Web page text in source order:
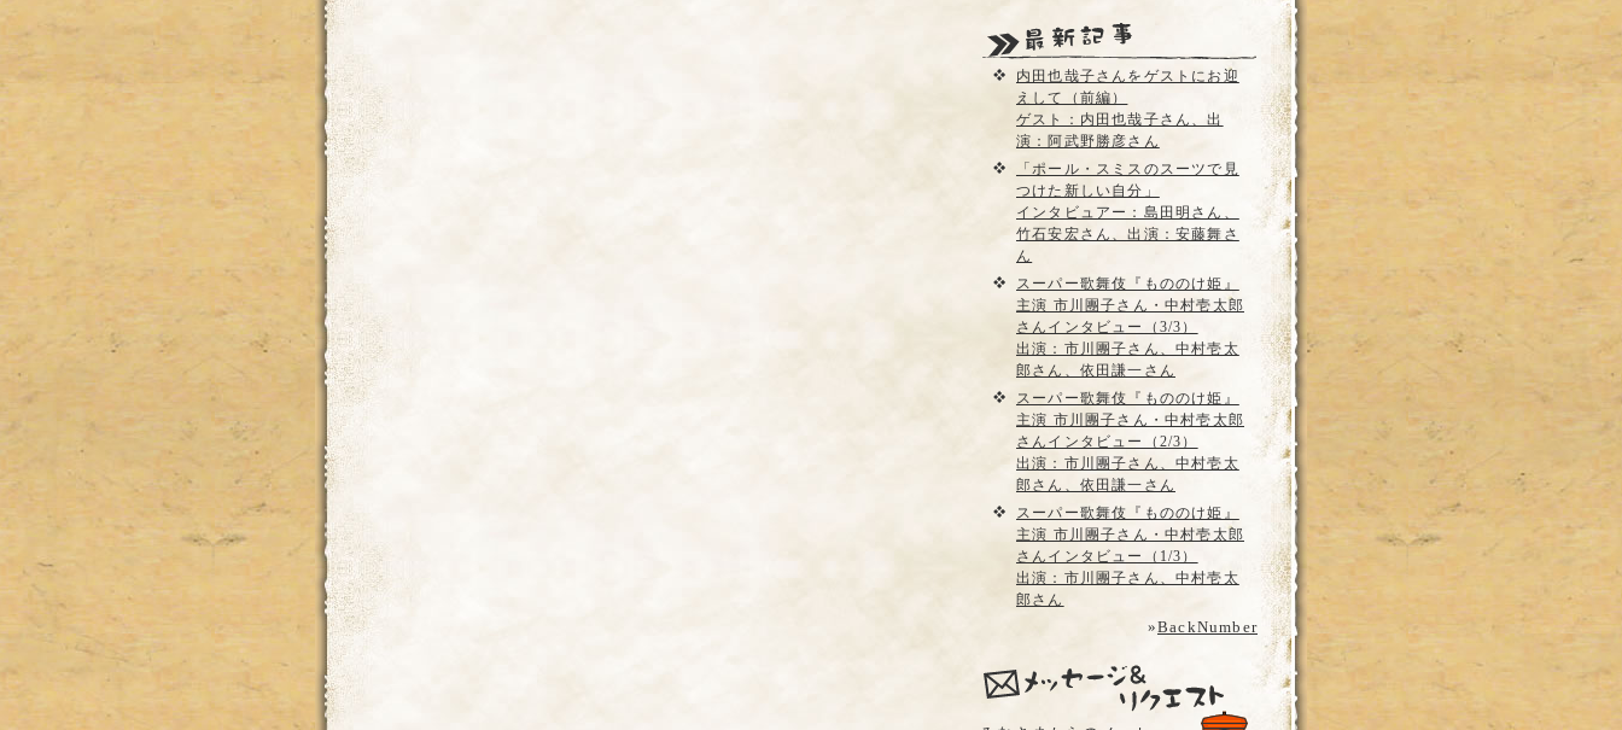
内田也哉子さんをゲストにお迎
えして（前編）
ゲスト：内田也哉子さん、出
演：阿武野勝彦さん
「ポール・スミスのスーツで見
つけた新しい自分」
インタビュアー：島田明さん、
竹石安宏さん、出演：安藤舞さ
ん
スーパー歌舞伎『もののけ姫』
主演 市川團子さん・中村壱太郎
さんインタビュー（3/3）
出演：市川團子さん、中村壱太
郎さん、依田謙一さん
スーパー歌舞伎『もののけ姫』
主演 市川團子さん・中村壱太郎
さんインタビュー（2/3）
出演：市川團子さん、中村壱太
郎さん、依田謙一さん
スーパー歌舞伎『もののけ姫』
主演 市川團子さん・中村壱太郎
さんインタビュー（1/3）
出演：市川團子さん、中村壱太
郎さん
»BackNumber